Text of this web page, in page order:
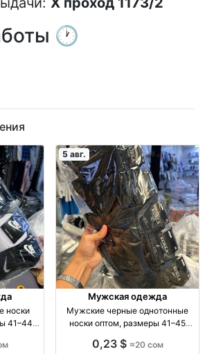
🕐
носки
41–44
5 авг.
Мужская одежда
Мужские черные однотонные
носки оптом, размеры 41–45
41–45, уп. 10 пар, опт.
0,23 $ ≈20 сом